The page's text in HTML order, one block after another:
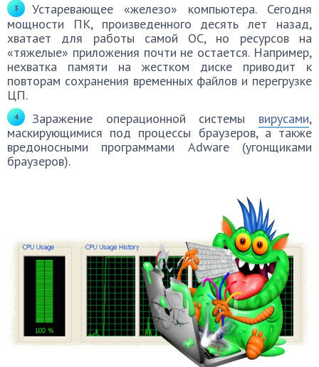
Устаревающее «железо» компьютера. Сегодня
мощности ПК, произведенного десять лет назад,
хватает для работы самой ОС, но ресурсов на
«тяжелые» приложения почти не остается. Например,
нехватка памяти на жестком диске приводит к
повторам сохранения временных файлов и перегрузке
ЦП.
Заражение операционной системы вирусами,
маскирующимися под процессы браузеров, а также
вредоносными программами Adware (угонщиками
браузеров).